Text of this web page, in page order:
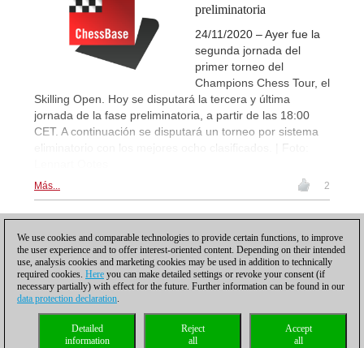
preliminatoria
24/11/2020 – Ayer fue la
segunda jornada del
primer torneo del
Champions Chess Tour, el
Skilling Open. Hoy se disputará la tercera y última
jornada de la fase preliminatoria, a partir de las 18:00
CET. A continuación se disputará un torneo por sistema
eliminatorio con los mejores ocho clasificados. | Foto:
Más... 2
Política de privacidad |Para contactar Cookies Management
Licencias
Compliance Hotline
We use cookies and comparable technologies to provide certain functions, to improve
the user experience and to offer interest-oriented content. Depending on their intended
use, analysis cookies and marketing cookies may be used in addition to technically
required cookies. Here you can make detailed settings or revoke your consent (if
necessary partially) with effect for the future. Further information can be found in our
data protection declaration.
Accept
all
Reject
all
Detailed
information